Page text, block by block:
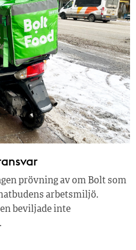
prövning av om Bolt som
arbetsmiljö.
beviljade inte